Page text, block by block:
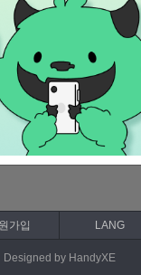
가입 LANG
Designed by HandyXE